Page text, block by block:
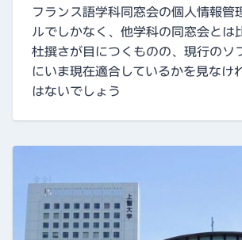
フランス語学科同窓会の個人情報管
ルでしかなく、他学科の同窓会とは
杜撰さが目につくものの、現行のソ
にいま現在適合しているかを見なけ
はないでしょう